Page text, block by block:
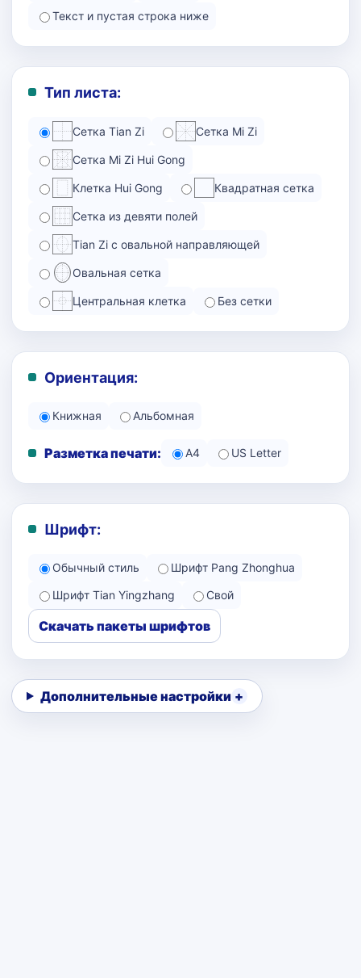
Текст и пустая строка ниже
Тип листа:
Сетка Tian Zi Сетка Mi Zi
Сетка Mi Zi Hui Gong
Клетка Hui Gong Квадратная сетка
Сетка из девяти полей
Tian Zi с овальной направляющей
Овальная сетка
Центральная клетка Без сетки
Ориентация:
Книжная Альбомная
Разметка печати: A4 US Letter
Шрифт:
Обычный стиль
Шрифт Pang Zhonghua
Шрифт Tian Yingzhang
Свой
Скачать пакеты шрифтов
Дополнительные настройки